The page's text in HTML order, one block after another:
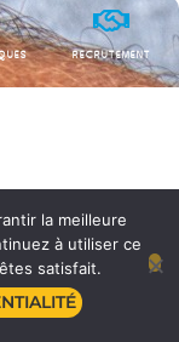
RECRUTEMENT
la meilleure
à utiliser ce
satisfait.